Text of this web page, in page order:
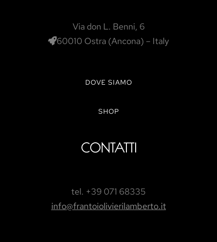
Via don L. Benni, 6
60010 Ostra (Ancona) – Italy
DOVE SIAMO
SHOP
CONTATTI
tel. +39 071 68335
info@frantoiolivierilamberto.it